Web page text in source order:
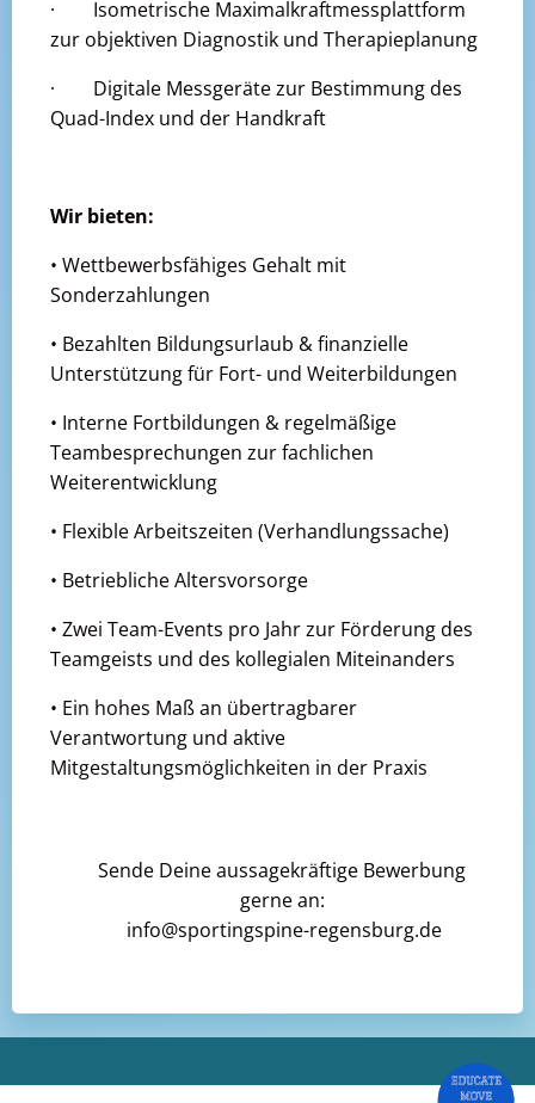
· Isometrische Maximalkraftmessplattform
zur objektiven Diagnostik und Therapieplanung
· Digitale Messgeräte zur Bestimmung des
Quad-Index und der Handkraft
Wir bieten:
• Wettbewerbsfähiges Gehalt mit
Sonderzahlungen
• Bezahlten Bildungsurlaub & finanzielle
Unterstützung für Fort- und Weiterbildungen
• Interne Fortbildungen & regelmäßige
Teambesprechungen zur fachlichen
Weiterentwicklung
• Flexible Arbeitszeiten (Verhandlungssache)
• Betriebliche Altersvorsorge
• Zwei Team-Events pro Jahr zur Förderung des
Teamgeists und des kollegialen Miteinanders
• Ein hohes Maß an übertragbarer
Verantwortung und aktive
Mitgestaltungsmöglichkeiten in der Praxis
Sende Deine aussagekräftige Bewerbung
gerne an:
info@sportingspine-regensburg.de